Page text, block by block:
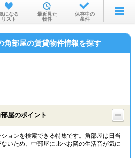
お部屋を探す
沿線・駅から
物件特集から
TOP
になる
リスト
最近見た
物件
保存中の
条件
角部屋の賃貸物件情報を探す
屋のポイント
ョンを検索できる特集です。角部屋は日当
いため、中部屋に比べお隣の生活音が気に